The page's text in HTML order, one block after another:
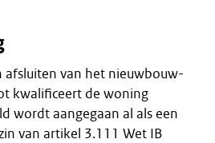
afsluiten van het nieuwbouw-
kwalificeert de woning
wordt aangegaan al als een
van artikel 3.111 Wet IB